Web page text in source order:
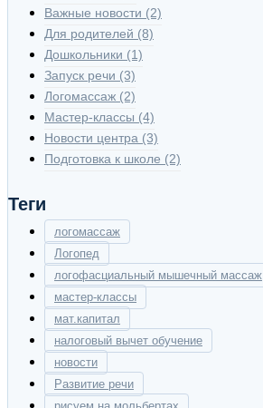
Важные новости (2)
Для родителей (8)
Дошкольники (1)
Запуск речи (3)
Логомассаж (2)
Мастер-классы (4)
Новости центра (3)
Подготовка к школе (2)
Теги
логомассаж
Логопед
логофасциальный мышечный массаж
мастер-классы
мат.капитал
налоговый вычет обучение
новости
Развитие речи